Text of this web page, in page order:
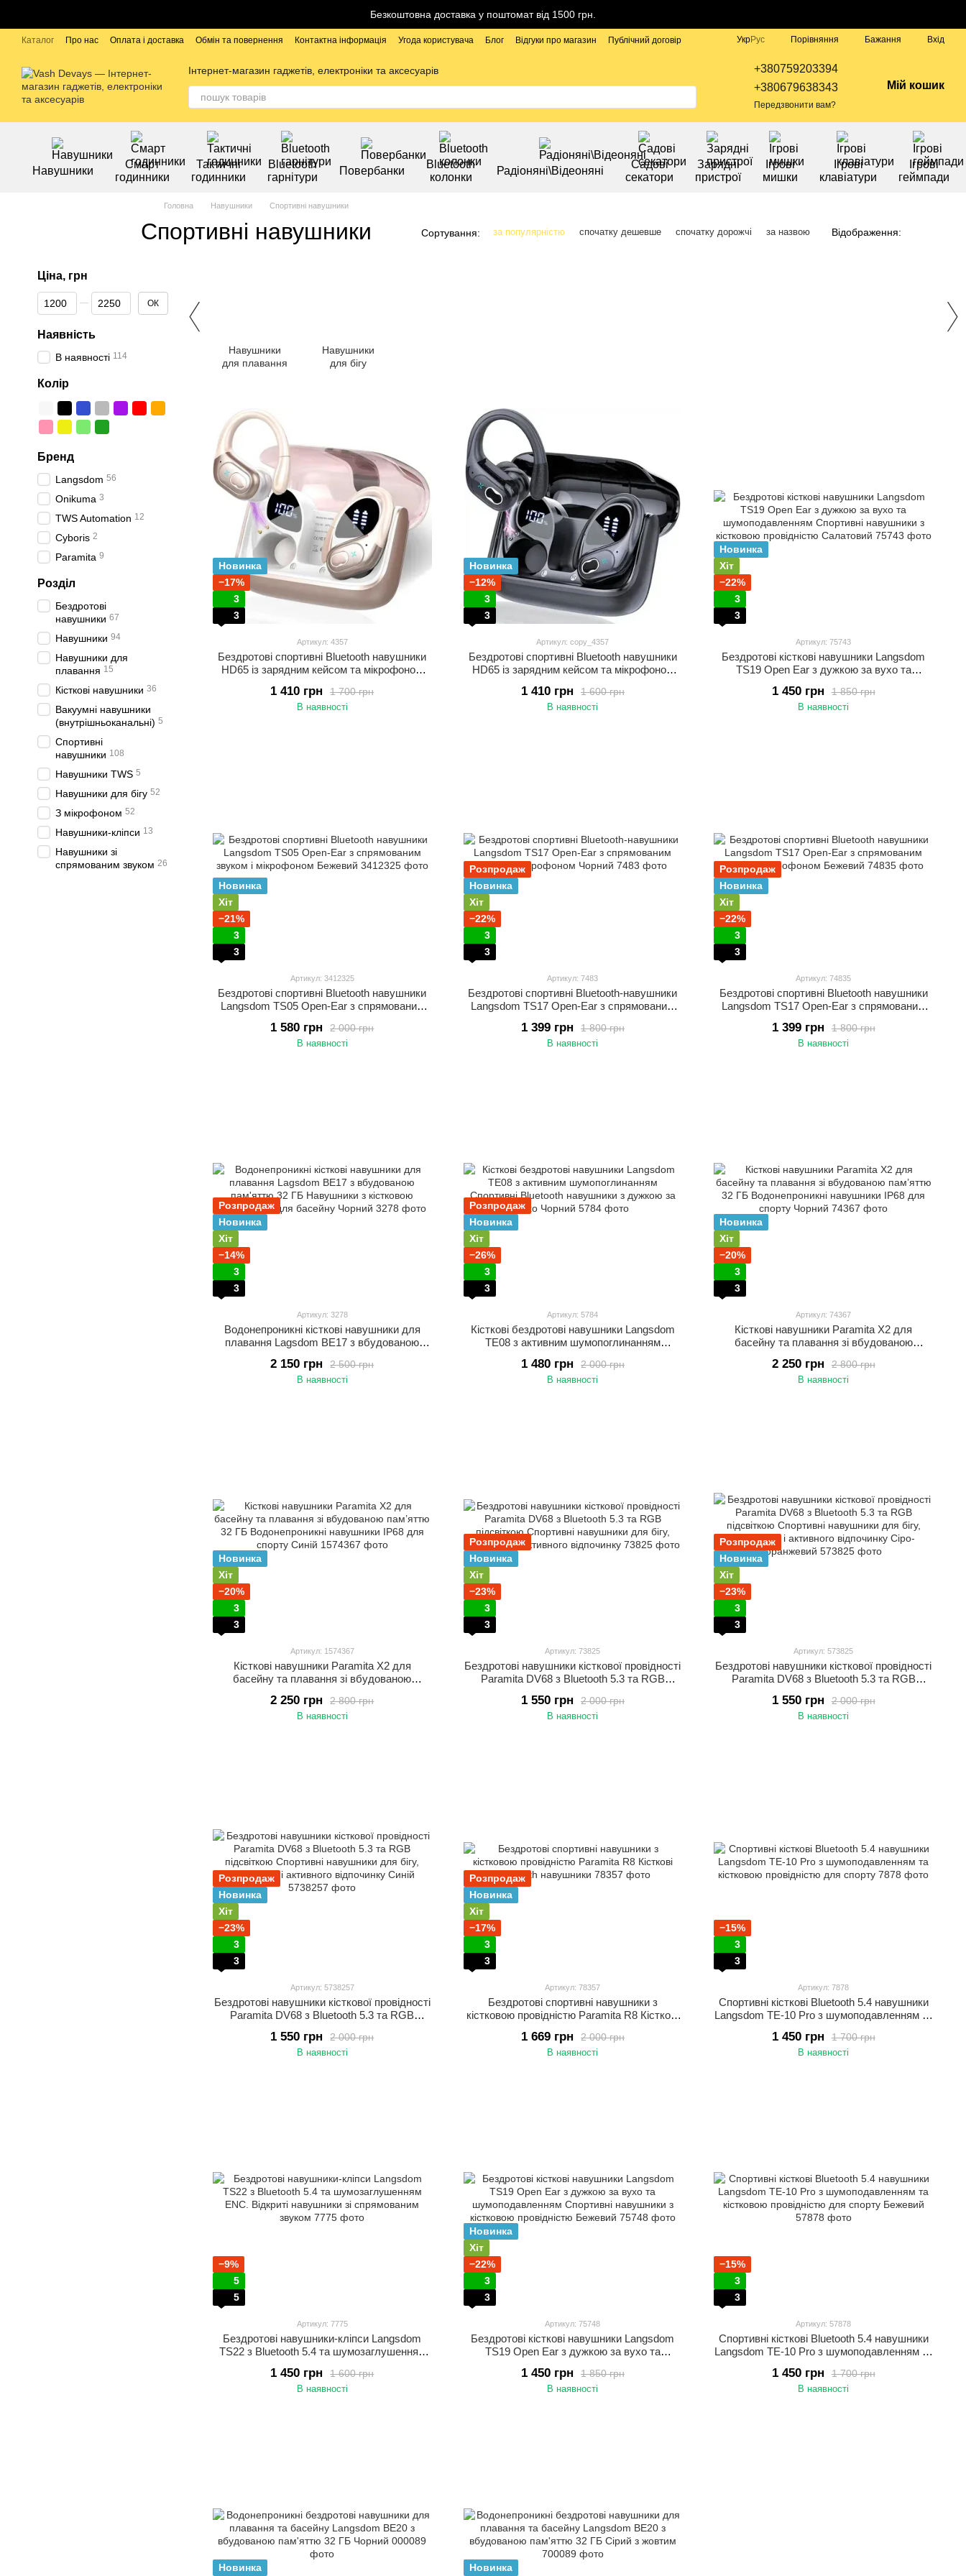
Безкоштовна доставка у поштомат від 1500 грн.
Каталог Про нас Оплата і доставка Обмін та повернення Контактна інформація Угода користувача Блог Відгуки про магазин
Публічний договір
УкрРус Порівняння Бажання Вхід
Інтернет-магазин гаджетів, електроніки та аксесуарів
+380759203394
+380679638343
Передзвонити вам?
Мій кошик
Навушники
Смарт
годинники
Тактичні
годинники
Bluetooth
гарнітури
Повербанки
Bluetooth
колонки
Радіоняні\Відеоняні
Садові
секатори
Зарядні
пристрої
Ігрові
мишки
Ігрові
клавіатури
Ігрові
геймпади
Головна Навушники Спортивні навушники
Спортивні навушники Сортування: за популярністю спочатку дешевше спочатку дорожчі за назвою Відображення:
Навушники
для плавання
Навушники
для бігу
Новинка
−17%
3
3
Артикул: 4357
Бездротові спортивні Bluetooth навушники
HD65 із зарядним кейсом та мікрофоном
Рожевий1 700 грн
1 410 грн
В наявності
Новинка
−12%
3
3
Артикул: copy_4357
Бездротові спортивні Bluetooth навушники
HD65 із зарядним кейсом та мікрофоном
Чорний1 600 грн
1 410 грн
В наявності
Новинка
Хіт
−22%
3
3
Артикул: 75743
Бездротові кісткові навушники Langsdom
TS19 Open Ear з дужкою за вухо та
кістковою провідністю Салатовий
1 850 грн
1 450 грн
В наявності
Новинка
Хіт
−21%
3
3
Артикул: 3412325
Бездротові спортивні Bluetooth навушники
Langsdom TS05 Open-Ear з спрямованим
2 000 грн
1 580 грн
В наявності
Розпродаж
Новинка
Хіт
−22%
3
3
Артикул: 7483
Бездротові спортивні Bluetooth-навушники
Langsdom TS17 Open-Ear з спрямованим
1 800 грн
1 399 грн
В наявності
Розпродаж
Новинка
Хіт
−22%
3
3
Артикул: 74835
Бездротові спортивні Bluetooth навушники
Langsdom TS17 Open-Ear з спрямованим
1 800 грн
1 399 грн
В наявності
Розпродаж
Новинка
Хіт
−14%
3
3
Артикул: 3278
Водонепроникні кісткові навушники для
плавання Lagsdom BE17 з вбудованою
провідністю для басейну Чорний
2 500 грн
2 150 грн
В наявності
Розпродаж
Новинка
Хіт
−26%
3
3
Артикул: 5784
Кісткові бездротові навушники Langsdom
TE08 з активним шумопоглинанням
вухо Чорний2 000 грн
1 480 грн
В наявності
Новинка
Хіт
−20%
3
3
Артикул: 74367
Кісткові навушники Paramita X2 для
басейну та плавання зі вбудованою
IP68 для спорту Чорний
2 800 грн
2 250 грн
В наявності
Новинка
Хіт
−20%
3
3
Артикул: 1574367
Кісткові навушники Paramita X2 для
басейну та плавання зі вбудованою
IP68 для спорту Синій
2 800 грн
2 250 грн
В наявності
Розпродаж
Новинка
Хіт
−23%
3
3
Артикул: 73825
Бездротові навушники кісткової провідності
Paramita DV68 з Bluetooth 5.3 та RGB
тренувань і активного відпочинку
2 000 грн
1 550 грн
В наявності
Розпродаж
Новинка
Хіт
−23%
3
3
Артикул: 573825
Бездротові навушники кісткової провідності
Paramita DV68 з Bluetooth 5.3 та RGB
тренувань і активного відпочинку Сіро-
оранжевий
2 000 грн
1 550 грн
В наявності
Розпродаж
Новинка
Хіт
−23%
3
3
Артикул: 5738257
Бездротові навушники кісткової провідності
Paramita DV68 з Bluetooth 5.3 та RGB
тренувань і активного відпочинку Синій
2 000 грн
1 550 грн
В наявності
Розпродаж
Новинка
Хіт
−17%
3
3
Артикул: 78357
Бездротові спортивні навушники з
кістковою провідністю Paramita R8 Кісткові
2 000 грн
1 669 грн
В наявності
−15%
3
3
Артикул: 7878
Спортивні кісткові Bluetooth 5.4 навушники
Langsdom TE-10 Pro з шумоподавленням та
1 700 грн
1 450 грн
В наявності
−9%
5
5
Артикул: 7775
Бездротові навушники-кліпси Langsdom
TS22 з Bluetooth 5.4 та шумозаглушенням
звуком1 600 грн
1 450 грн
В наявності
Новинка
Хіт
−22%
3
3
Артикул: 75748
Бездротові кісткові навушники Langsdom
TS19 Open Ear з дужкою за вухо та
кістковою провідністю Бежевий
1 850 грн
1 450 грн
В наявності
−15%
3
3
Артикул: 57878
Спортивні кісткові Bluetooth 5.4 навушники
Langsdom TE-10 Pro з шумоподавленням та
1 700 грн
1 450 грн
В наявності
Новинка Новинка
Ціна, грн
Від Ціна, грн
До Ціна, грн ОК
Наявність
В наявності 114
Колір
Бренд
Langsdom 56
Onikuma 3
TWS Automation 12
Cyboris 2
Paramita 9
Розділ
Бездротові
навушники 67
Навушники 94
Навушники для
плавання 15
Кісткові навушники 36
Вакуумні навушники
(внутрішньоканальні) 5
Спортивні
навушники 108
Навушники TWS 5
Навушники для бігу 52
З мікрофоном 52
Навушники-кліпси 13
Навушники зі
спрямованим звуком 26